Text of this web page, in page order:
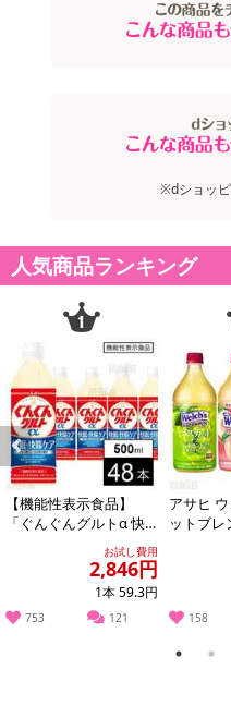
了により、商品詳細内に記載
合がございます。
【お支払いについて】
※お支払い方法は、電話料金合
※お申込み頂きました商品の同
ます。
※会員様のご都合でお受取りい
金はいたしかねます。
また、お届け日時のご指定は
不在票にてご対応ください。
※発送予定日は前後する場合が
日が異なります。
※dショッピングサンプル百貨
だいた後のご感想をいただく
転売等、目的以外での利用が
止させていただきます。
※dショッピ
人気商品ランキング
Previous
【機能性表示食品】
「ぐんぐんグルトα 快
眠・快腸ケア」PET 500
お試し費用
2,846円
1本 59.3円
753 121
アサヒ
ットブレ
Welch’s
158
1 2